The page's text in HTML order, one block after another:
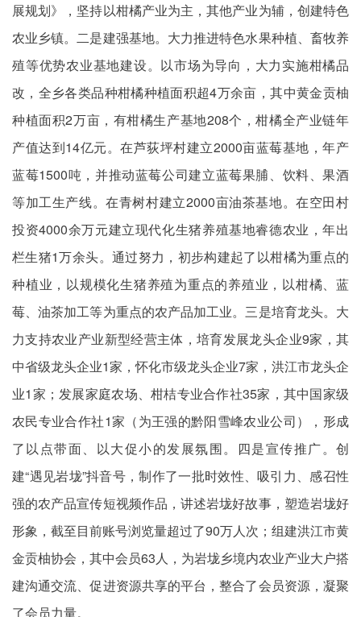
展规划》，坚持以柑橘产业为主，其他产业为辅，创建特色
农业乡镇。二是建强基地。大力推进特色水果种植、畜牧养
殖等优势农业基地建设。以市场为导向，大力实施柑橘品
改，全乡各类品种柑橘种植面积超4万余亩，其中黄金贡柚
种植面积2万亩，有柑橘生产基地208个，柑橘全产业链年
产值达到14亿元。在芦荻坪村建立2000亩蓝莓基地，年产
蓝莓1500吨，并推动蓝莓公司建立蓝莓果脯、饮料、果酒
等加工生产线。在青树村建立2000亩油茶基地。在空田村
投资4000余万元建立现代化生猪养殖基地睿德农业，年出
栏生猪1万余头。通过努力，初步构建起了以柑橘为重点的
种植业，以规模化生猪养殖为重点的养殖业，以柑橘、蓝
莓、油茶加工等为重点的农产品加工业。三是培育龙头。大
力支持农业产业新型经营主体，培育发展龙头企业9家，其
中省级龙头企业1家，怀化市级龙头企业7家，洪江市龙头企
业1家；发展家庭农场、柑桔专业合作社35家，其中国家级
农民专业合作社1家（为王强的黔阳雪峰农业公司），形成
了以点带面、以大促小的发展氛围。四是宣传推广。创
建“遇见岩垅”抖音号，制作了一批时效性、吸引力、感召性
强的农产品宣传短视频作品，讲述岩垅好故事，塑造岩垅好
形象，截至目前账号浏览量超过了90万人次；组建洪江市黄
金贡柚协会，其中会员63人，为岩垅乡境内农业产业大户搭
建沟通交流、促进资源共享的平台，整合了会员资源，凝聚
了会员力量。